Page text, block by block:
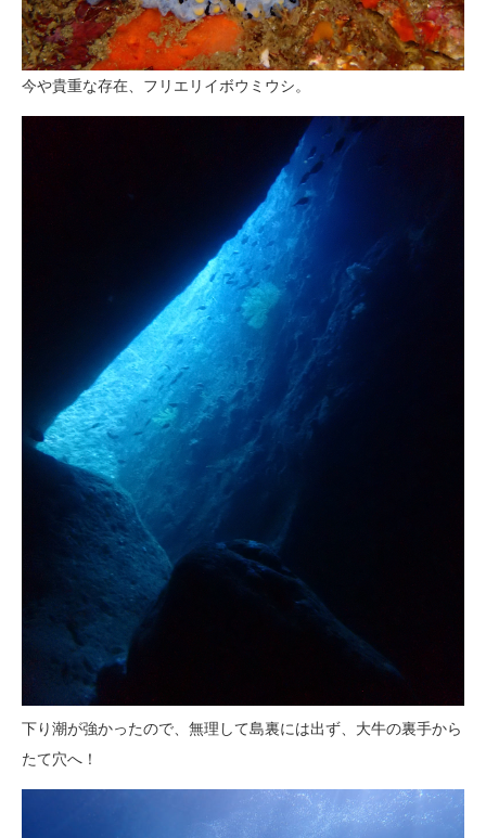
今や貴重な存在、フリエリイボウミウシ。
下り潮が強かったので、無理して島裏には出ず、大牛の裏手から
たて穴へ！